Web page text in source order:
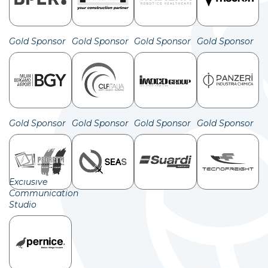
Gold Sponsor Gold Sponsor Gold Sponsor Gold Sponsor
Gold Sponsor Gold Sponsor Gold Sponsor Gold Sponsor
Exclusive
Communication
Studio